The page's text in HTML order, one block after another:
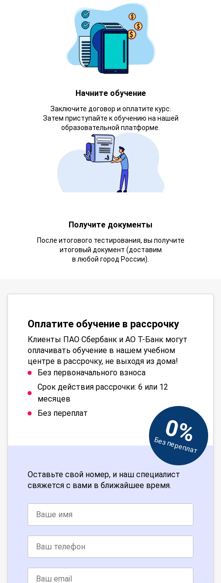
Начните обучение
Заключите договор и оплатите курс.
Затем приступайте к обучению на нашей
образовательной платформе.
Получите документы
После итогового тестирования, вы получите
итоговый документ (доставим
в любой город России).
Оплатите обучение в рассрочку
Клиенты ПАО Сбербанк и АО Т-Банк могут
оплачивать обучение в нашем учебном
центре в рассрочку, не выходя из дома!
Без первоначального взноса
Срок действия рассрочки: 6 или 12
месяцев
Без переплат
0%
Без переплат
Оставьте свой номер, и наш специалист
свяжется с вами в ближайшее время.